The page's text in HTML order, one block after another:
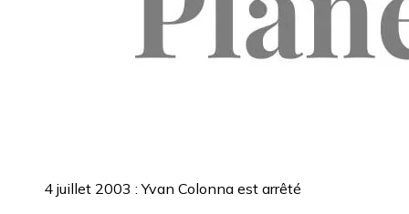
4 juillet 2003 : Yvan Colonna est arrêté